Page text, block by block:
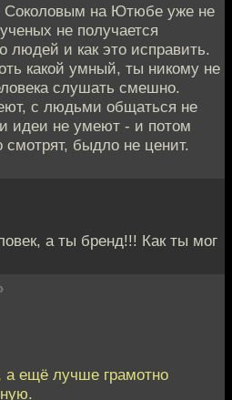
Соколовым на Ютюбе уже не
не получается
людей и как это исправить.
какой умный, ты никому не
слушать смешно.
с людьми общаться не
идеи не умеют - и потом
быдло не ценит.
а ты бренд!!! Как ты мог
а ещё лучше грамотно